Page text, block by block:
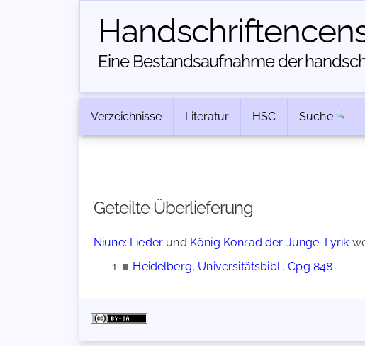
Eine Bestandsaufnahme der
Verzeichnisse Literatur HSC Suche
Geteilte Überlieferung
Niune: Lieder und König Konrad der Junge: Lyrik
■ Heidelberg, Universitätsbibl., Cpg 848